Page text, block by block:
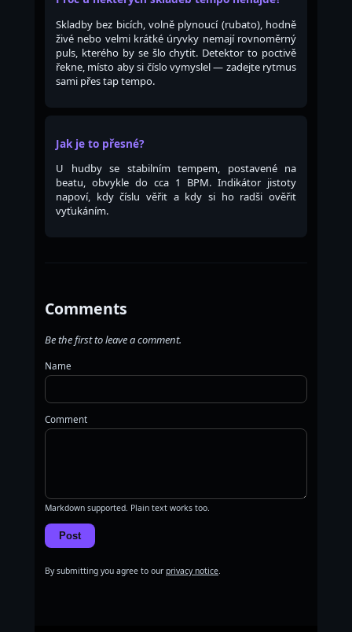
Skladby bez bicích, volně plynoucí (rubato), hodně
živé nebo velmi krátké úryvky nemají rovnoměrný
puls, kterého by se šlo chytit. Detektor to poctivě
řekne, místo aby si číslo vymyslel — zadejte rytmus
sami přes tap tempo.
Jak je to přesné?
U hudby se stabilním tempem, postavené na
beatu, obvykle do cca 1 BPM. Indikátor jistoty
napoví, kdy číslu věřit a kdy si ho radši ověřit
vyťukáním.
Comments
Be the first to leave a comment.
Name
Comment
Markdown supported. Plain text works too.
Post
By submitting you agree to our privacy notice.